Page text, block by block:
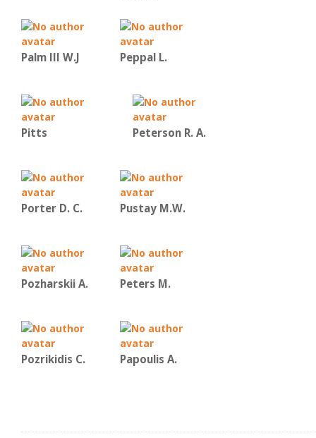
Palm III W.J Peppal L.
Pitts Peterson R. A.
Porter D. C. Pustay M.W.
Pozharskii A. Peters M.
Pozrikidis C. Papoulis A.